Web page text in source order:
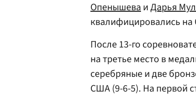
ОпенышеваиДарья
квалифицировались
После 13-го
на третье место в
серебряные и две
США (9-6-5). На первой